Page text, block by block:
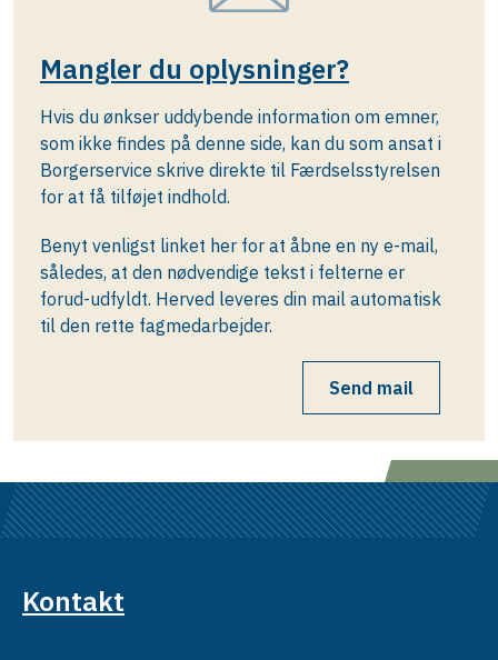
Mangler du oplysninger?
Hvis du ønkser uddybende information om emner,
som ikke findes på denne side, kan du som ansat i
Borgerservice skrive direkte til Færdselsstyrelsen
for at få tilføjet indhold.
Benyt venligst linket her for at åbne en ny e-mail,
således, at den nødvendige tekst i felterne er
forud-udfyldt. Herved leveres din mail automatisk
til den rette fagmedarbejder.
Send mail
Kontakt